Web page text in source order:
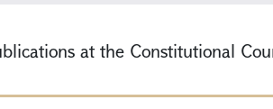
at the Constitutional